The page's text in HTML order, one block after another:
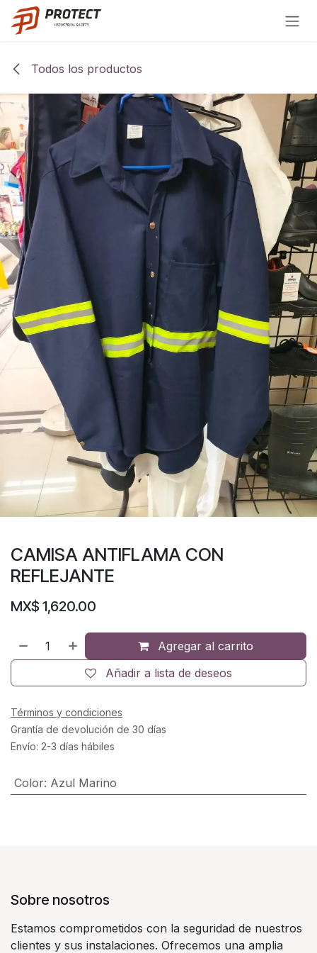
Ir al contenido
Todos los productos
CAMISA ANTIFLAMA CON
REFLEJANTE
MX$ 1,620.00
Agregar al carrito
Añadir a lista de deseos
Términos y condiciones
Grantía de devolución de 30 días
Envío: 2-3 días hábiles
Color: Azul Marino
Sobre nosotros
Estamos comprometidos con la seguridad de nuestros
clientes y sus instalaciones. Ofrecemos una amplia